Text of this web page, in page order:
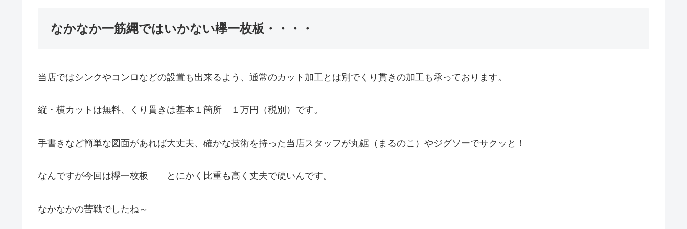
なかなか一筋縄ではいかない欅一枚板・・・・
当店ではシンクやコンロなどの設置も出来るよう、通常のカット加工とは別でくり貫きの加工も承っております。
縦・横カットは無料、くり貫きは基本１箇所 １万円（税別）です。
手書きなど簡単な図面があれば大丈夫、確かな技術を持った当店スタッフが丸鋸（まるのこ）やジグソーでサクッと！
なんですが今回は欅一枚板 とにかく比重も高く丈夫で硬いんです。
なかなかの苦戦でしたね～